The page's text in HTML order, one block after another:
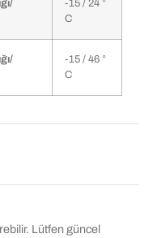
-15 / 24 °
C
-15 / 46 °
C
Lütfen güncel